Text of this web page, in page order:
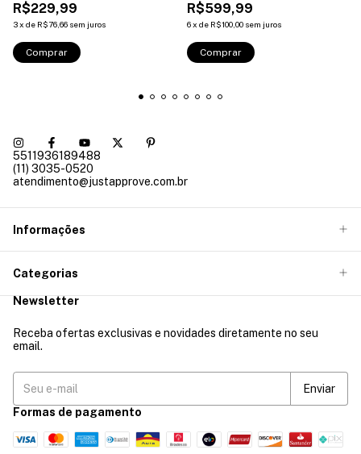
R$229,99
3x de R$76,66 sem juros
Comprar
R$599,99
6x de R$100,00 sem juros
Comprar
5511936189488
(11) 3035-0520
atendimento@justapprove.com.br
Informações
Categorias
Newsletter
Receba ofertas exclusivas e novidades diretamente no seu
email.
Formas de pagamento